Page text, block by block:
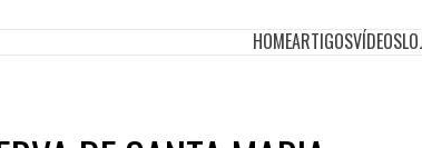
HOMEARTIGOSVÍDEOS